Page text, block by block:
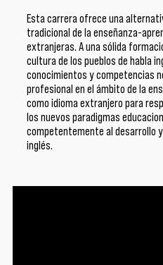
Esta carrera ofrece una
tradicional de la enseñanza-
extranjeras. A una sólida
cultura de los pueblos de habla
conocimientos y competencias
profesional en el ámbito de la
como idioma extranjero para
los nuevos paradigmas
competentemente al desarrollo y
inglés.